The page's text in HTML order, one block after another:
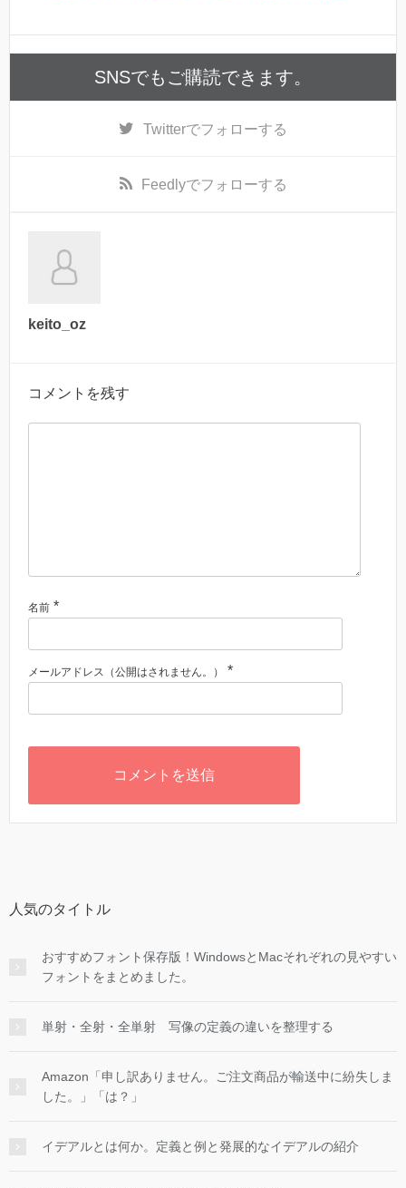
SNSでもご購読できます。
Twitterでフォローする
Feedlyでフォローする
keito_oz
コメントを残す
名前 *
メールアドレス（公開はされません。） *
人気のタイトル
おすすめフォント保存版！WindowsとMacそれぞれの見やすい
フォントをまとめました。
単射・全射・全単射 写像の定義の違いを整理する
Amazon「申し訳ありません。ご注文商品が輸送中に紛失しま
した。」「は？」
イデアルとは何か。定義と例と発展的なイデアルの紹介